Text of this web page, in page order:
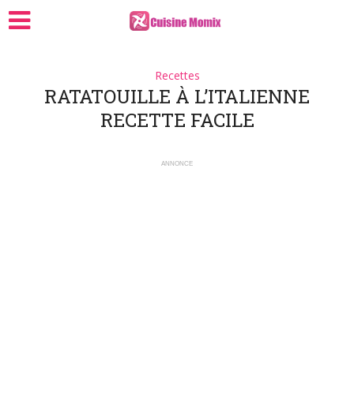
Recettes
RATATOUILLE À L’ITALIENNE
RECETTE FACILE
ANNONCE